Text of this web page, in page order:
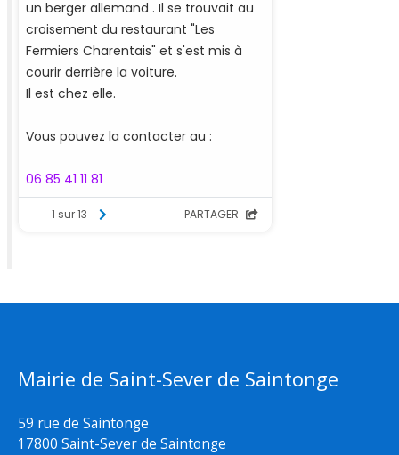
Mairie de Saint-Sever de Saintonge
59 rue de Saintonge
17800 Saint-Sever de Saintonge